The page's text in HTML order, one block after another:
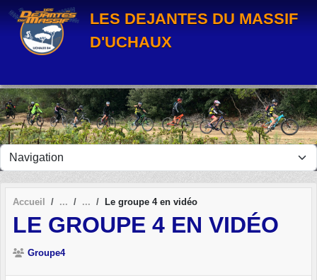
LES DEJANTES DU MASSIF
D'UCHAUX
Accueil Le groupe 4 en vidéo
LE GROUPE 4 EN VIDÉO
Groupe4
Panneau de gestion des cookies